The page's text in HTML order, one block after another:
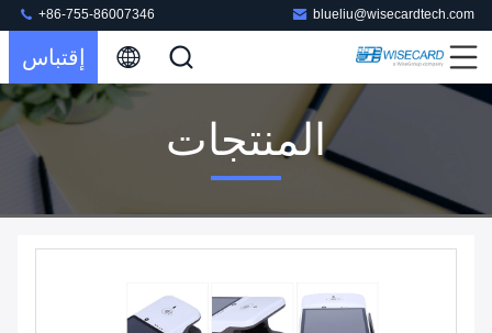
blueliu@wisecardtech.com
+86-755-86007346
إقتباس
المنتجات